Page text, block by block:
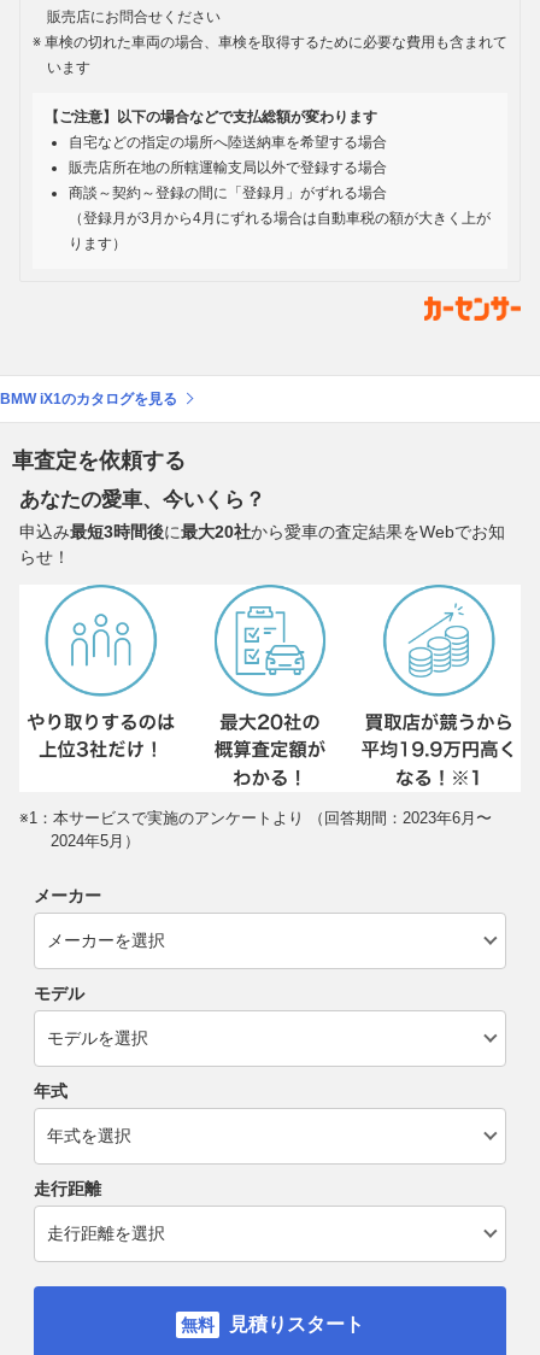
販売店にお問合せください
車検の切れた車両の場合、車検を取得するために必要な費用も含まれて
います
【ご注意】以下の場合などで支払総額が変わります
自宅などの指定の場所へ陸送納車を希望する場合
販売店所在地の所轄運輸支局以外で登録する場合
商談～契約～登録の間に「登録月」がずれる場合
（登録月が3月から4月にずれる場合は自動車税の額が大きく上が
ります）
BMW iX1のカタログを見る
車査定を依頼する
あなたの愛車、今いくら？
申込み最短3時間後に最大20社から愛車の査定結果をWebでお知
らせ！
※1：本サービスで実施のアンケートより （回答期間：2023年6月〜
2024年5月）
メーカー
モデル
年式
走行距離
見積りスタート